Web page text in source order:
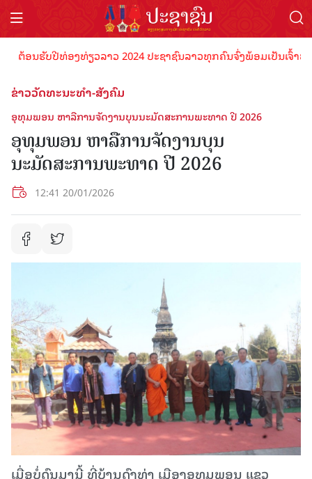
ຕ້ອນຮັບປີທ່ອງທ່ຽວລາວ 2024 ປະຊາຊົນລາວທຸກຄົນຈົ່ງພ້ອມເປັນເຈົ້າພ
ຂ່າວວັດທະນະທຳ-ສັງຄົມ
ອຸທຸມພອນ ຫາລືການຈັດງານບຸນນະມັດສະການພະທາດ ປີ 2026
ອຸທຸມພອນ ຫາລືການຈັດງານບຸນ
ນະມັດສະການພະທາດ ປີ 2026
12:41 20/01/2026
ເມື່ອບໍ່ດົນມານີ້ ທີ່ບ້ານດົງທ່າ ເມືອງອຸທຸມພອນ ແຂວ